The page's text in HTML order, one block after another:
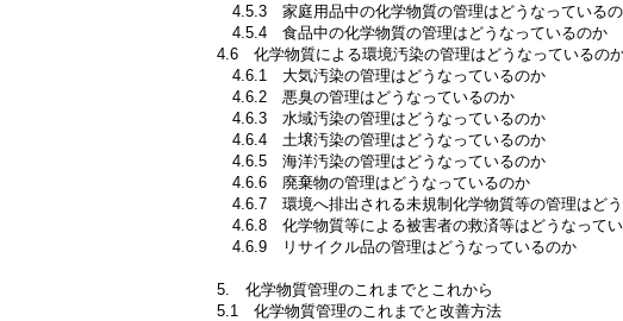
4.5.3 家庭用品中の化学物質の管理はどうなっている
4.5.4 食品中の化学物質の管理はどうなっているのか
4.6 化学物質による環境汚染の管理はどうなっているの
4.6.1 大気汚染の管理はどうなっているのか
4.6.2 悪臭の管理はどうなっているのか
4.6.3 水域汚染の管理はどうなっているのか
4.6.4 土壌汚染の管理はどうなっているのか
4.6.5 海洋汚染の管理はどうなっているのか
4.6.6 廃棄物の管理はどうなっているのか
4.6.7 環境へ排出される未規制化学物質等の管理はど
4.6.8 化学物質等による被害者の救済等はどうなって
4.6.9 リサイクル品の管理はどうなっているのか
5. 化学物質管理のこれまでとこれから
5.1 化学物質管理のこれまでと改善方法